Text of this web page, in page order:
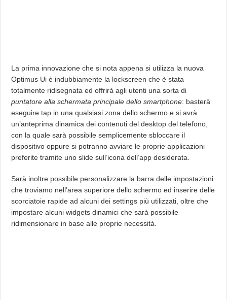
La prima innovazione che si nota appena si utilizza la nuova
Optimus Ui è indubbiamente la lockscreen che è stata
totalmente ridisegnata ed offrirà agli utenti una sorta di
puntatore alla schermata principale dello smartphone: basterà
eseguire tap in una qualsiasi zona dello schermo e si avrà
un’anteprima dinamica dei contenuti del desktop del telefono,
con la quale sarà possibile semplicemente sbloccare il
dispositivo oppure si potranno avviare le proprie applicazioni
preferite tramite uno slide sull’icona dell’app desiderata.
Sarà inoltre possibile personalizzare la barra delle impostazioni
che troviamo nell’area superiore dello schermo ed inserire delle
scorciatoie rapide ad alcuni dei settings più utilizzati, oltre che
impostare alcuni widgets dinamici che sarà possibile
ridimensionare in base alle proprie necessità.